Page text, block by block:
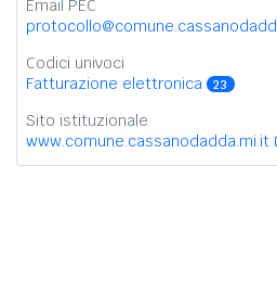
Email PEC
Codici univoci
Fatturazione elettronica
23
Sito istituzionale
www.comune.cassanodadda.mi.it